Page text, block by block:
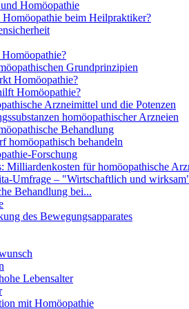
Homöopathie
Homöopathie beim Heilpraktiker?
Homöopathie?
Grundprinzipien
Homöopathie?
Homöopathie?
Arzneimittel und die Potenzen
homöopathischer Arzneien
Behandlung
homöopathisch behandeln
Forschung
Milliardenkosten für homöopathische
Umfrage – "Wirtschaftlich und
Behandlung bei...
des Bewegungsapparates
Lebensalter
mit Homöopathie